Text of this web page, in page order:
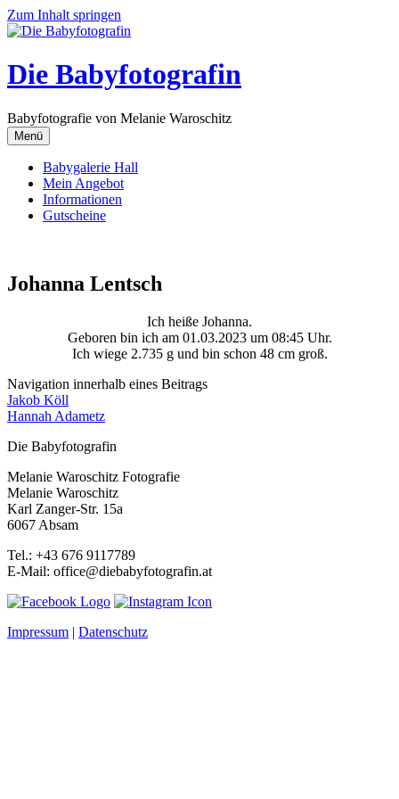
Zum Inhalt springen
Die Babyfotografin
Babyfotografie von Melanie Waroschitz
Menü
Babygalerie Hall
Mein Angebot
Informationen
Gutscheine
Johanna Lentsch
Ich heiße Johanna.
Geboren bin ich am 01.03.2023 um 08:45 Uhr.
Ich wiege 2.735 g und bin schon 48 cm groß.
Navigation innerhalb eines Beitrags
Jakob Köll
Hannah Adametz
Die Babyfotografin
Melanie Waroschitz Fotografie
Melanie Waroschitz
Karl Zanger-Str. 15a
6067 Absam
Tel.: +43 676 9117789
E-Mail: office@diebabyfotografin.at
Impressum | Datenschutz